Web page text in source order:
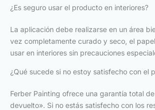
¿Es seguro usar el producto en interiores?
La aplicación debe realizarse en un área
vez completamente curado y seco, el
usar en interiores sin precauciones
¿Qué sucede si no estoy satisfecho con el
Ferber Painting ofrece una garantía total
devuelto». Si no estás satisfecho con los